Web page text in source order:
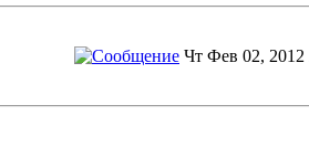
Чт Фев 02, 2012